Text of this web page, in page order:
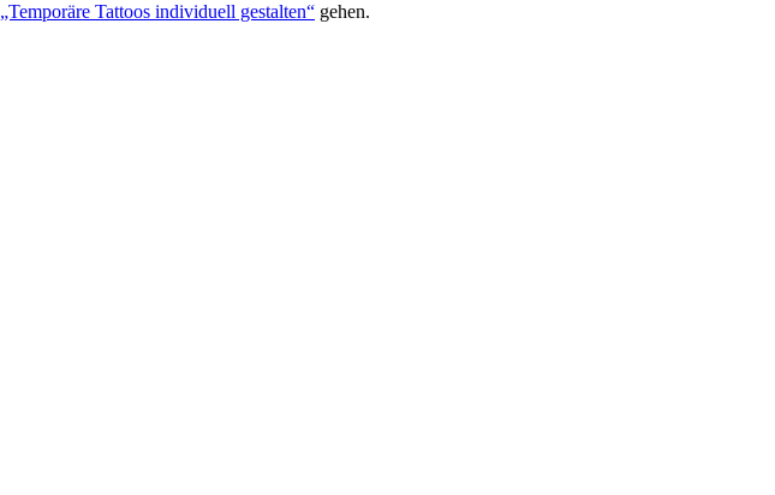
„Temporäre Tattoos individuell gestalten“ gehen.